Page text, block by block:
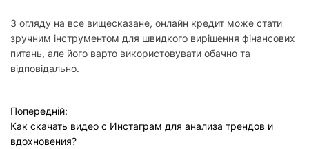
З огляду на все вищесказане, онлайн кредит може стати
зручним інструментом для швидкого вирішення фінансових
питань, але його варто використовувати обачно та
відповідально.
Н
а
Попередній:
Как скачать видео с Инстаграм для анализа трендов и
вдохновения?